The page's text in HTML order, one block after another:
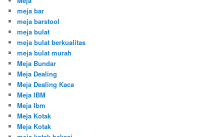
meja bar
meja barstool
meja bulat
meja bulat berkualitas
meja bulat murah
Meja Bundar
Meja Dealing
Meja Dealing Kaca
Meja IBM
Meja Ibm
Meja Kotak
Meja Kotak